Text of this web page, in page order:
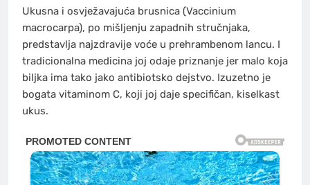
Ukusna i osvježavajuća brusnica (Vaccinium
macrocarpa), po mišljenju zapadnih stručnjaka,
predstavlja najzdravije voće u prehrambenom lancu. I
tradicionalna medicina joj odaje priznanje jer malo koja
biljka ima tako jako antibiotsko dejstvo. Izuzetno je
bogata vitaminom C, koji joj daje specifičan, kiselkast
ukus.